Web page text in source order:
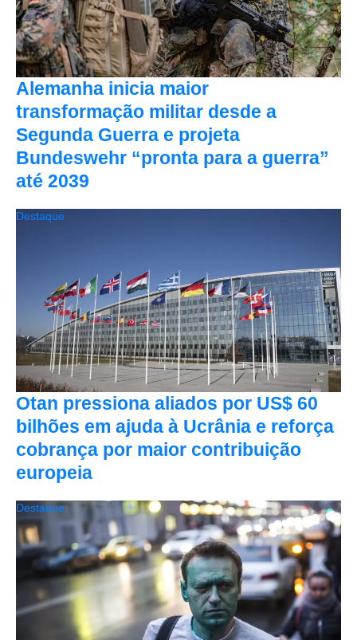
Alemanha inicia maior
transformação militar desde a
Segunda Guerra e projeta
Bundeswehr “pronta para a guerra”
até 2039
Otan pressiona aliados por US$ 60
bilhões em ajuda à Ucrânia e reforça
cobrança por maior contribuição
europeia
Destaque
Destaque